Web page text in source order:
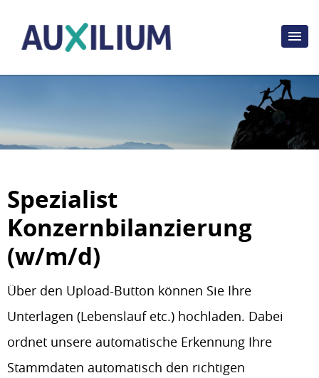
Spezialist
Konzernbilanzierung
(w/m/d)
Über den Upload-Button können Sie Ihre
Unterlagen (Lebenslauf etc.) hochladen. Dabei
ordnet unsere automatische Erkennung Ihre
Stammdaten automatisch den richtigen